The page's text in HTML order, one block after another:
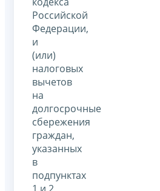
Российской
Федерации,
и
(или)
налоговых
вычетов
на
долгосрочные
сбережения
граждан,
указанных
в
подпунктах
1 и 2